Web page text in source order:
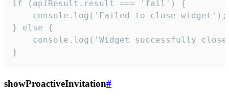
if (apiResult.result === 'fail') {
    console.log('Failed to close widget');
} else {
console.log('Widget successfully
}
showProactiveInvitation#